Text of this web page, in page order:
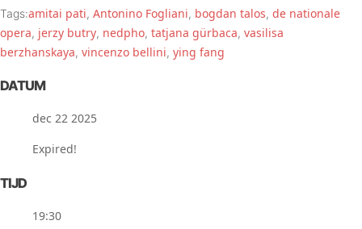
Tags:amitai pati, Antonino Fogliani, bogdan talos, de nationale
opera, jerzy butry, nedpho, tatjana gürbaca, vasilisa
berzhanskaya, vincenzo bellini, ying fang
DATUM
dec 22 2025
Expired!
TIJD
19:30